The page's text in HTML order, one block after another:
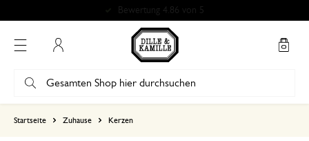
Bewertung 4.86 von 5
Startseite Zuhause Kerzen